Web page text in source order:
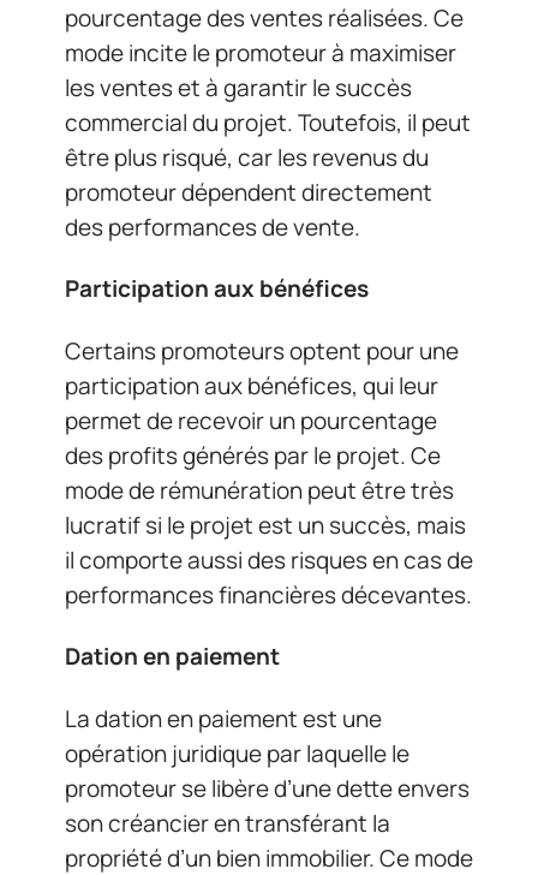
pourcentage des ventes réalisées. Ce
mode incite le promoteur à maximiser
les ventes et à garantir le succès
commercial du projet. Toutefois, il peut
être plus risqué, car les revenus du
promoteur dépendent directement
des performances de vente.
Participation aux bénéfices
Certains promoteurs optent pour une
participation aux bénéfices, qui leur
permet de recevoir un pourcentage
des profits générés par le projet. Ce
mode de rémunération peut être très
lucratif si le projet est un succès, mais
il comporte aussi des risques en cas de
performances financières décevantes.
Dation en paiement
La dation en paiement est une
opération juridique par laquelle le
promoteur se libère d’une dette envers
son créancier en transférant la
propriété d’un bien immobilier. Ce mode